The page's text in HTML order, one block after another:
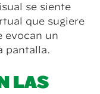
se siente
que sugiere
evocan un
pantalla.
LAS